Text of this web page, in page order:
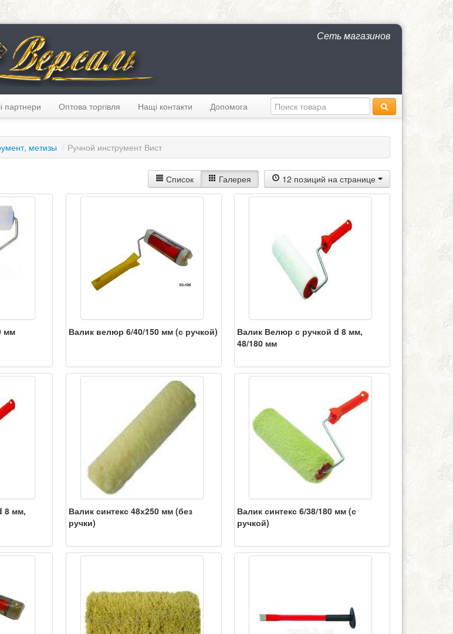
Сеть магазинов
партнери Оптова торгівля Нащі контакти Допомога
метизы / Ручной инструмент Вист
Список Галерея 12 позиций на странице
мм Валик велюр 6/40/150 мм (с ручкой)
Валик Велюр с ручкой d 8 мм,
48/180 мм
8 мм,
Валик синтекс 48х250 мм (без
ручки)
Валик синтекс 6/38/180 мм (с
ручкой)